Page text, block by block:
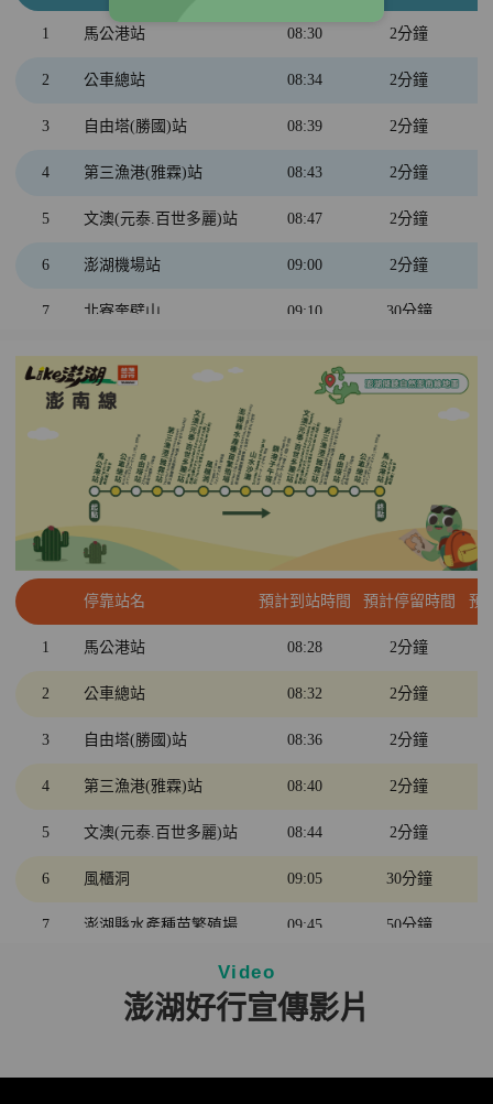
6 文澳(元泰.百世多麗)站 12:33 2分鐘
5 第三漁港(雅霖)站 12:39 2分鐘
4 自由塔(勝國)站 12:43 2分鐘
3 公車總站 12:48 2分鐘
2 馬公港站 12:52 2分鐘
1 西衛東站 13:00
1 馬公港站 08:30 2分鐘
2 公車總站 08:34 2分鐘
3 自由塔(勝國)站 08:39 2分鐘
4 第三漁港(雅霖)站 08:43 2分鐘
5 文澳(元泰.百世多麗)站 08:47 2分鐘
6 澎湖機場站 09:00 2分鐘
7 北寮奎壁山 09:10 30分鐘
8 南寮社區 9:50 35分鐘
9 龍門閉鎖陣地
澎湖機場站 11:21
澎湖生活博物館 11:35 45分鐘
文澳(元泰.百世多麗)站 2分鐘
第三漁港(雅霖)站 12:26 2分鐘
自由塔(勝國)站 2分鐘
公車總站 2分鐘
馬公港站
停靠站名 預計到站時間 預計停留時間 預
1 馬公港站 08:28 2分鐘
2 公車總站 08:32 2分鐘
3 自由塔(勝國)站 08:36 2分鐘
4 第三漁港(雅霖)站 08:40 2分鐘
5 文澳(元泰.百世多麗)站 08:44 2分鐘
6 風櫃洞 09:05 30分鐘
7 澎湖縣水產種苗繁殖場 09:45 50分鐘
鎖港子午塔 11:30
Video
澎湖好行宣傳影片